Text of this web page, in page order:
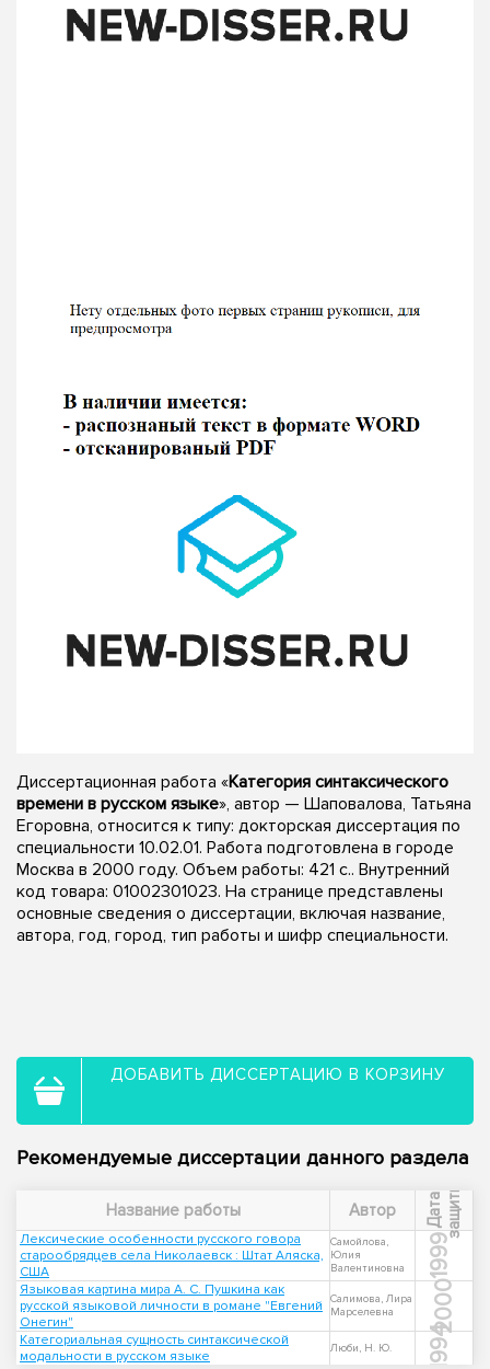
Диссертационная работа «Категория синтаксического
времени в русском языке», автор — Шаповалова, Татьяна
Егоровна, относится к типу: докторская диссертация по
специальности 10.02.01. Работа подготовлена в городе
Москва в 2000 году. Объем работы: 421 с.. Внутренний
код товара: 01002301023. На странице представлены
основные сведения о диссертации, включая название,
автора, год, город, тип работы и шифр специальности.
ДОБАВИТЬ ДИССЕРТАЦИЮ В КОРЗИНУ
Рекомендуемые диссертации данного раздела
Название работы Автор Д
а
т
а
з
а
щ
и
т ы
Лексические особенности русского говора
старообрядцев села Николаевск : Штат Аляска,
США
Самойлова,
Юлия
Валентиновна
1999
Языковая картина мира А. С. Пушкина как
русской языковой личности в романе "Евгений
Онегин"
Салимова, Лира
Марселевна
2000
Категориальная сущность синтаксической
модальности в русском языке
Люби, Н. Ю. 1994